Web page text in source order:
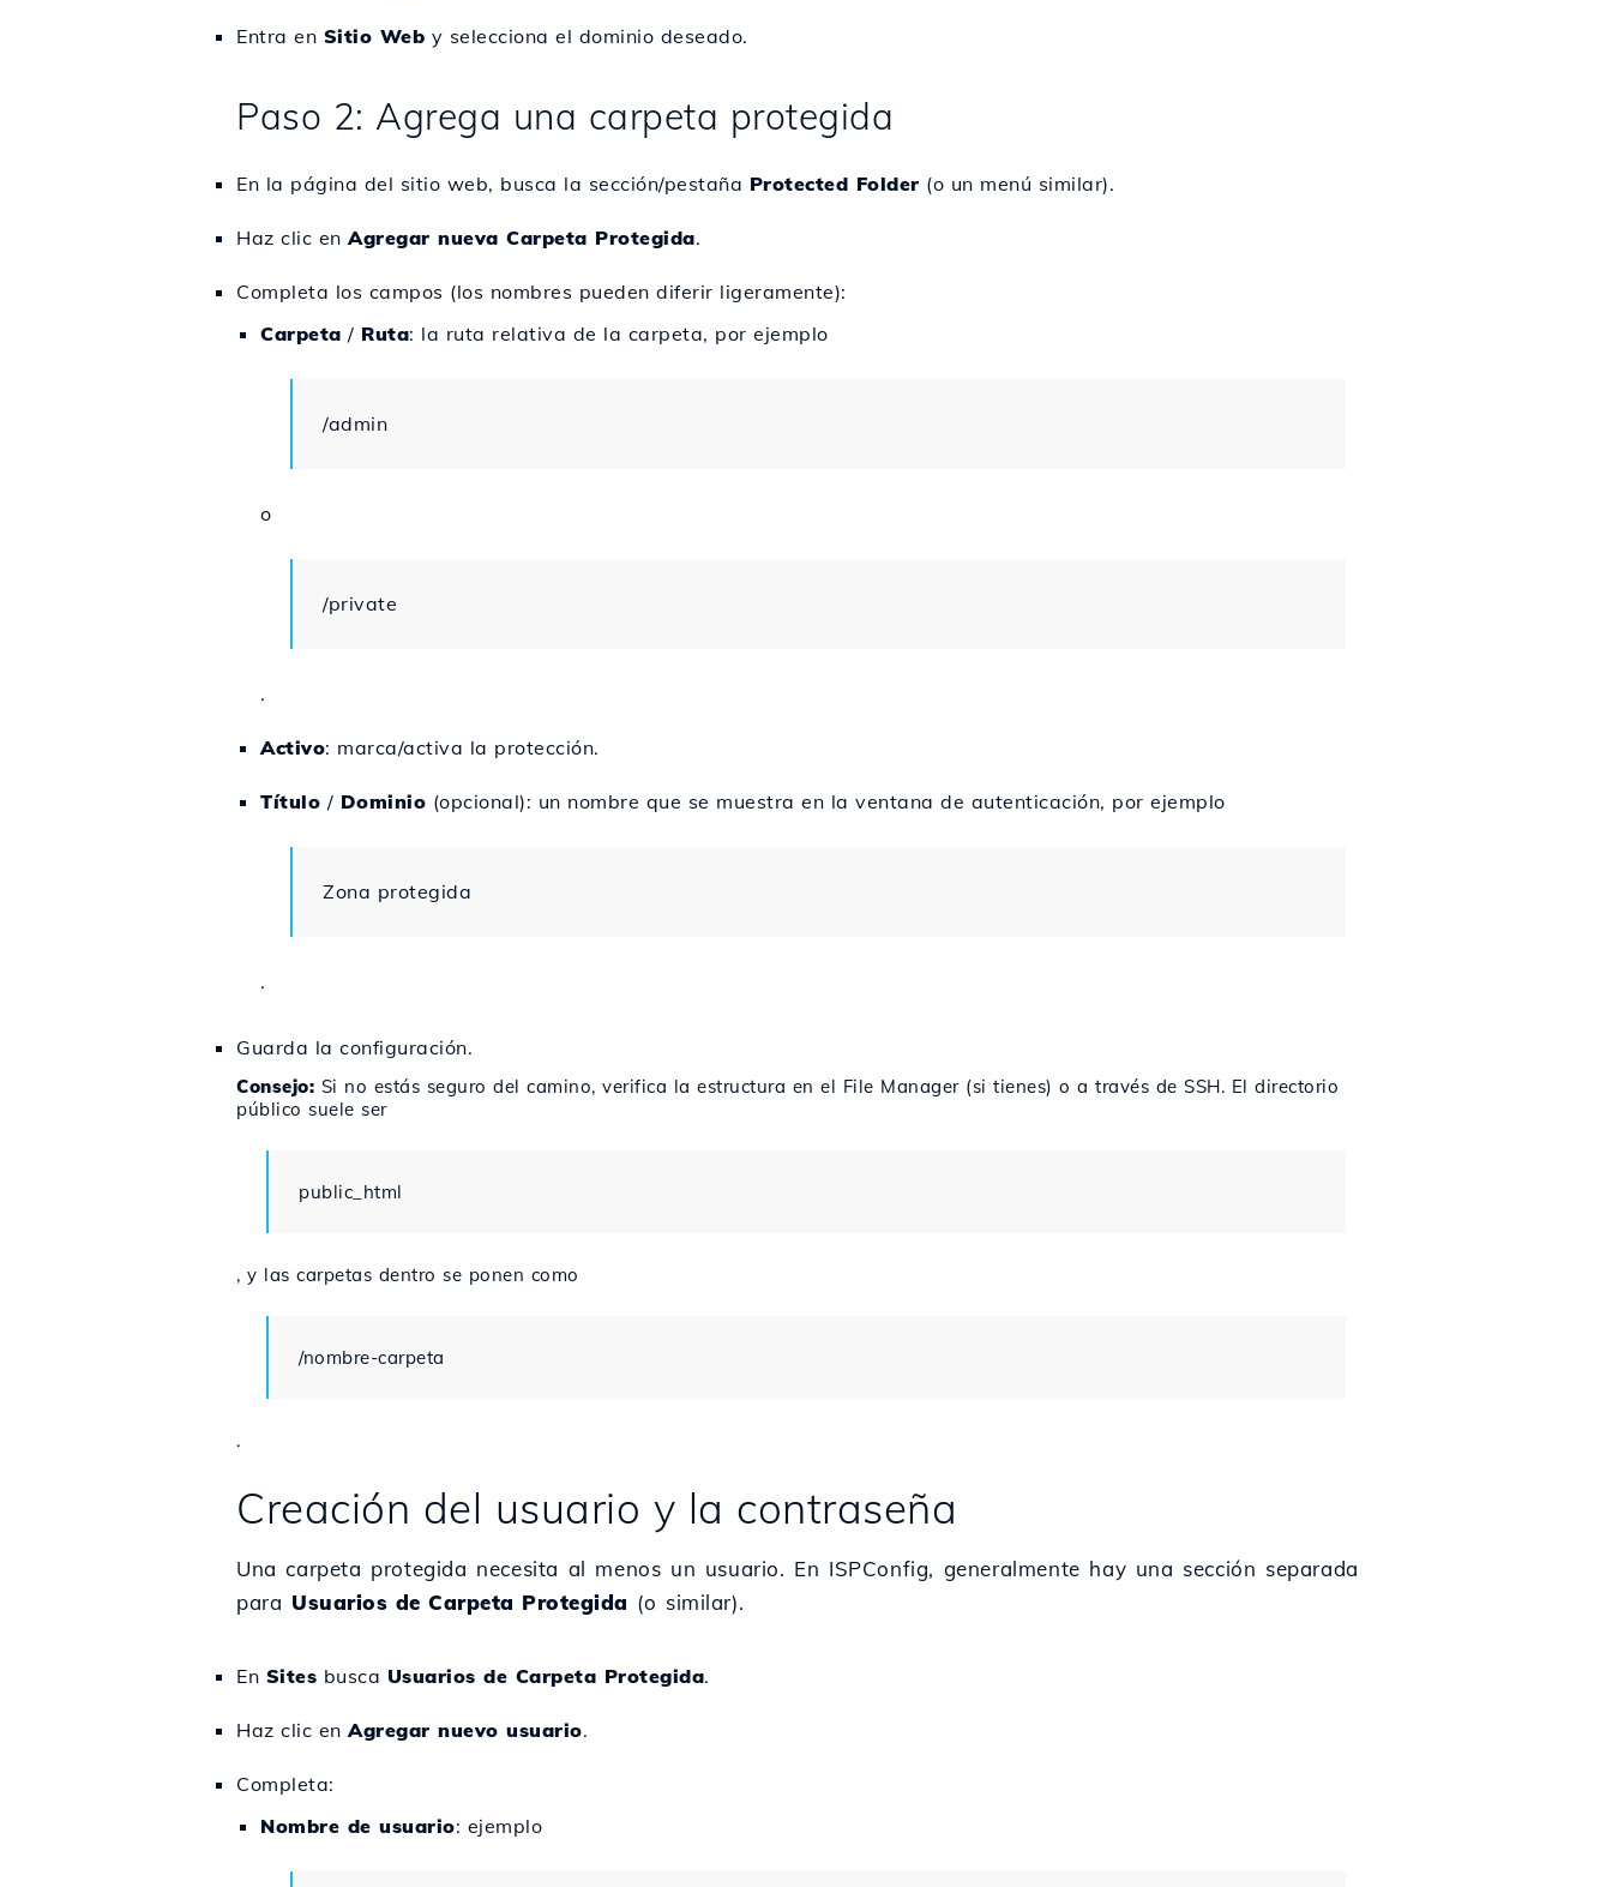
Entra en Sitio Web y selecciona el dominio deseado.
Paso 2: Agrega una carpeta protegida
En la página del sitio web, busca la sección/pestaña Protected Folder (o un menú similar).
Haz clic enAgregar nueva Carpeta Protegida.
Completa los campos (los nombres pueden diferir ligeramente):
Carpeta / Ruta: la ruta relativa de la carpeta, por ejemplo
/admin
o
/private
.
Activo: marca/activa la protección.
Título / Dominio (opcional): un nombre que se muestra en la ventana de autenticación, por ejemplo
Zona protegida
.
Guarda la configuración.
Consejo: Si no estás seguro del camino, verifica la estructura en el File Manager (si tienes) o a través de SSH. El directorio
público suele ser
public_html
, y las carpetas dentro se ponen como
/nombre-carpeta
.
Creación del usuario y la contraseña
Una carpeta protegida necesita al menos un usuario. En ISPConfig, generalmente hay una sección separada
para Usuarios de Carpeta Protegida (o similar).
En Sites busca Usuarios de Carpeta Protegida.
Haz clic enAgregar nuevo usuario.
Completa:
Nombre de usuario: ejemplo